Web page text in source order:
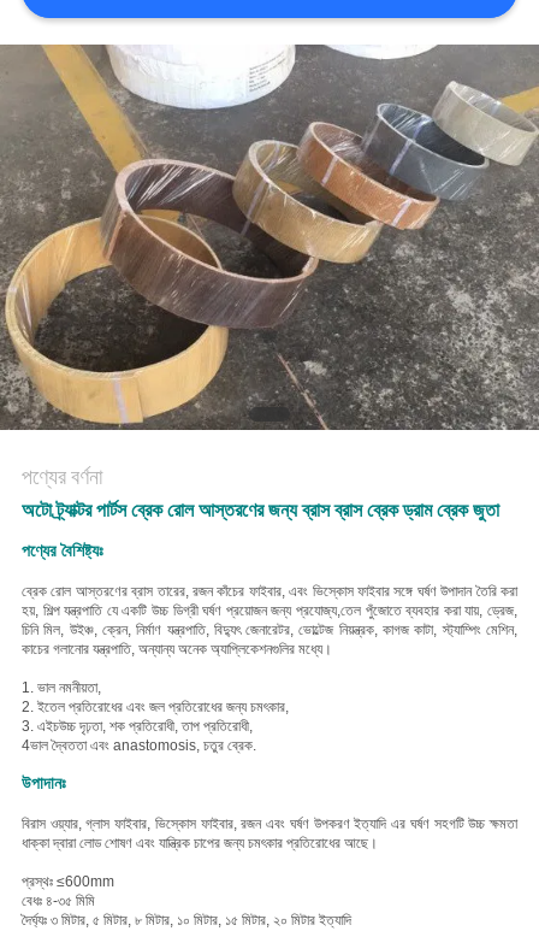
সাইট
ম্যাপ
PRIVACY
POLICY
পণ্যের বর্ণনা
অটো ট্র্যাক্টর পার্টস ব্রেক রোল আস্তরণের জন্য ব্রাস ব্রাস ব্রেক ড্রাম ব্রেক জুতা
পণ্যের বৈশিষ্ট্যঃ
ব্রেক রোল আস্তরণের ব্রাস তারের, রজন কাঁচের ফাইবার, এবং ভিস্কোস ফাইবার সঙ্গে ঘর্ষণ উপাদান তৈরি করা
হয়, শিল্প যন্ত্রপাতি যে একটি উচ্চ ডিগ্রী ঘর্ষণ প্রয়োজন জন্য প্রযোজ্য,তেল পুঁজোতে ব্যবহার করা যায়, ড্রেজ,
চিনি মিল, উইঞ্চ, ক্রেন, নির্মাণ যন্ত্রপাতি, বিদ্যুৎ জেনারেটর, ভোল্টেজ নিয়ন্ত্রক, কাগজ কাটা, স্ট্যাম্পিং মেশিন,
কাচের গলানোর যন্ত্রপাতি, অন্যান্য অনেক অ্যাপ্লিকেশনগুলির মধ্যে।
1. ভাল নমনীয়তা,
2. ইতেল প্রতিরোধের এবং জল প্রতিরোধের জন্য চমৎকার,
3. এইচউচ্চ দৃঢ়তা, শক প্রতিরোধী, তাপ প্রতিরোধী,
4ভাল দ্বৈততা এবং anastomosis, চতুর ব্রেক.
উপাদানঃ
বিরাস ওয়্যার, গ্লাস ফাইবার, ভিস্কোস ফাইবার, রজন এবং ঘর্ষণ উপকরণ ইত্যাদি এর ঘর্ষণ সহগটি উচ্চ ক্ষমতা
ধাক্কা দ্বারা লোড শোষণ এবং যান্ত্রিক চাপের জন্য চমৎকার প্রতিরোধের আছে।
প্রস্থঃ ≤600mm
বেধঃ ৪-৩৫ মিমি
দৈর্ঘ্যঃ ৩ মিটার, ৫ মিটার, ৮ মিটার, ১০ মিটার, ১৫ মিটার, ২০ মিটার ইত্যাদি